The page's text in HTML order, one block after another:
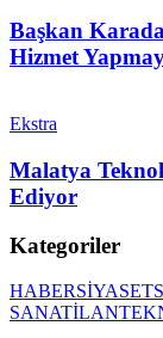
Başkan
Hizmet
Ekstra
Malatya
Ediyor
Kategoriler
HABERSİYASET
SANATİLAN